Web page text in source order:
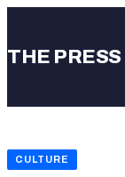
au
THE PRESS
CULTURE